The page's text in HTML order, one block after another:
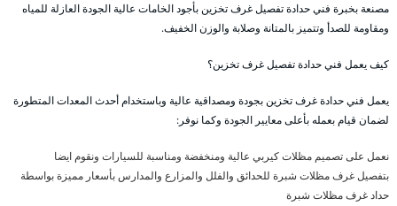
مصنعة بخبرة فني حدادة تفصيل غرف تخزين بأجود الخامات عالية الجودة العازلة للمياه
ومقاومة للصدأ وتتميز بالمتانة وصلابة والوزن الخفيف.
كيف يعمل فني حدادة تفصيل غرف تخزين؟
يعمل فني حدادة غرف تخزين بجودة ومصداقية عالية وباستخدام أحدث المعدات المتطورة
لضمان قيام بعمله بأعلى معايير الجودة وكما نوفر:
نعمل على تصميم مظلات كيربي عالية ومنخفضة ومناسبة للسيارات ونقوم ايضا
بتفصيل غرف مظلات شبرة للحدائق والفلل والمزارع والمدارس بأسعار مميزة بواسطة
حداد غرف مظلات شبرة